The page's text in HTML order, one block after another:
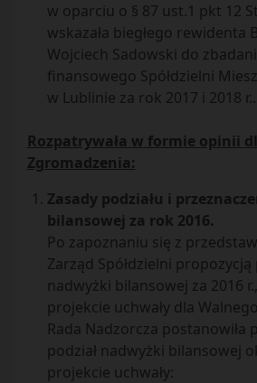
w oparciu o § 87 ust.1 pkt 12
wskazała biegłego rewidenta
Wojciech Sadowski do
finansowego Spółdzielni
w Lublinie za rok 2017 i 2018 r..
Rozpatrywała w formie opinii
Zgromadzenia:
Zasady podziału i
bilansowej za rok 2016.
Po zapoznaniu się z
Zarząd Spółdzielni propozycją
nadwyżki bilansowej za 2016
projekcie uchwały dla
Rada Nadzorcza postanowiła
podział nadwyżki bilansowej
projekcie uchwały: